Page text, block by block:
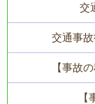
交
交通事
【事故